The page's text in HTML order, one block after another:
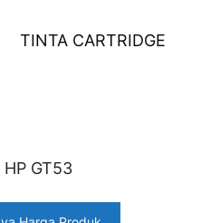
TINTA CARTRIDGE
GT53